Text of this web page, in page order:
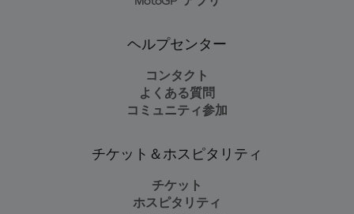
ヘルプセンター
コンタクト
よくある質問
コミュニティ参加
チケット＆ホスピタリティ
チケット
ホスピタリティ